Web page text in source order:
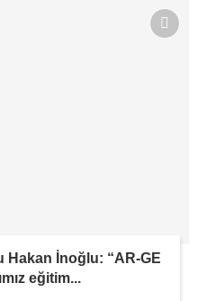
Hakan İnoğlu: “AR-GE
eğitim...